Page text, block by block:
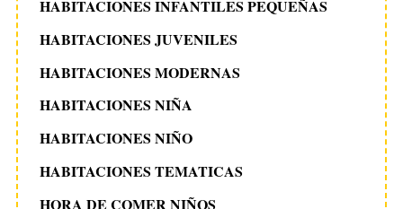
HABITACIONES INFANTILES PEQUEÑAS
HABITACIONES JUVENILES
HABITACIONES MODERNAS
HABITACIONES NIÑA
HABITACIONES NIÑO
HABITACIONES TEMATICAS
HORA DE COMER NIÑOS